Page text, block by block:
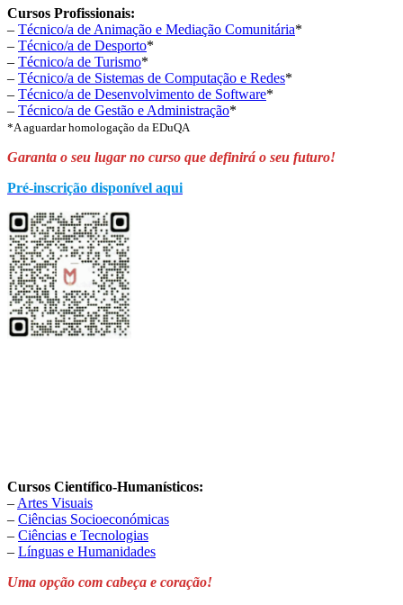
Cursos Profissionais:
– Técnico/a de Animação e Mediação Comunitária*
– Técnico/a de Desporto*
– Técnico/a de Turismo*
– Técnico/a de Sistemas de Computação e Redes*
– Técnico/a de Desenvolvimento de Software*
– Técnico/a de Gestão e Administração*
*A aguardar homologação da EDuQA
Garanta o seu lugar no curso que definirá o seu futuro!
Pré-inscrição disponível aqui
Cursos Científico-Humanísticos:
– Artes Visuais
– Ciências Socioeconómicas
– Ciências e Tecnologias
– Línguas e Humanidades
Uma opção com cabeça e coração!